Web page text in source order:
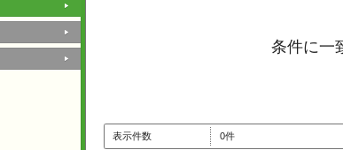
条件に一
表示件数 0件